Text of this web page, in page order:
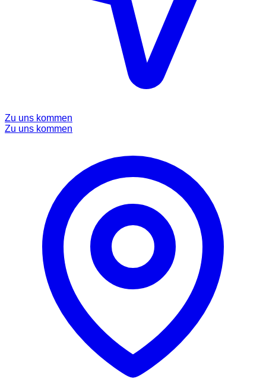
Zu uns kommen
Zu uns kommen